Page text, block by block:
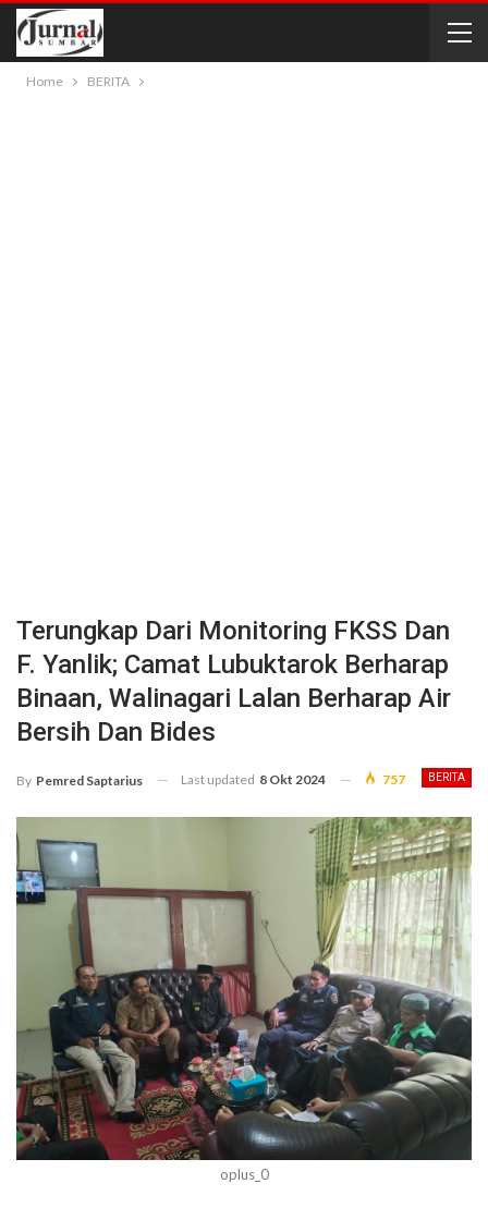
Home BERITA
Terungkap Dari Monitoring FKSS Dan
F. Yanlik; Camat Lubuktarok Berharap
Binaan, Walinagari Lalan Berharap Air
Bersih Dan Bides
BERITA
By Pemred Saptarius Last updated 8 Okt 2024 757
oplus_0